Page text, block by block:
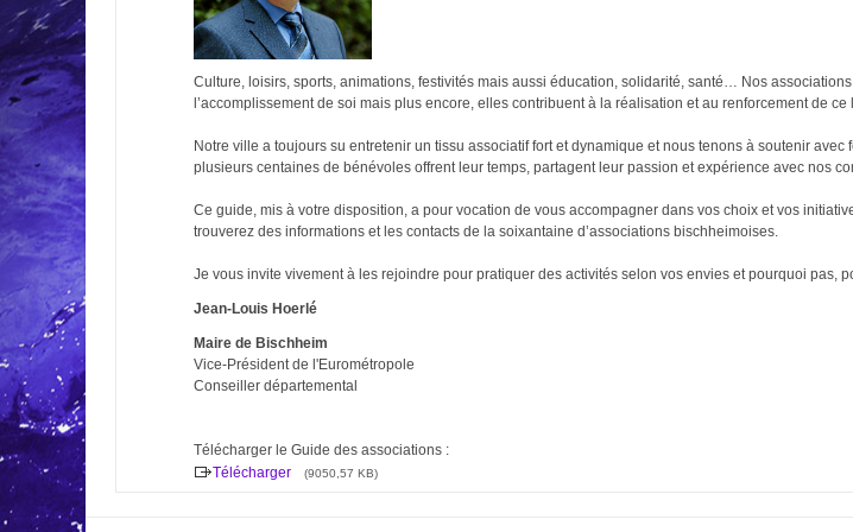
Culture, loisirs, sports, animations, festivités mais aussi éducation, solidarité, santé… Nos
l’accomplissement de soi mais plus encore, elles contribuent à la réalisation et au renforcement de ce
Notre ville a toujours su entretenir un tissu associatif fort et dynamique et nous tenons à soutenir
plusieurs centaines de bénévoles offrent leur temps, partagent leur passion et expérience avec nos
Ce guide, mis à votre disposition, a pour vocation de vous accompagner dans vos choix et vos
trouverez des informations et les contacts de la soixantaine d’associations bischheimoises.
Je vous invite vivement à les rejoindre pour pratiquer des activités selon vos envies et pourquoi
Jean-Louis Hoerlé
Maire de Bischheim
Vice-Président de l'Eurométropole
Conseiller départemental
Télécharger le Guide des associations :
Télécharger
(9050,57 KB)